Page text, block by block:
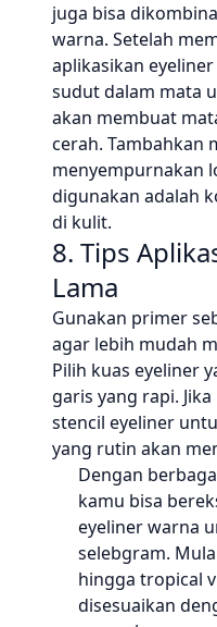
juga bisa
warna. Setelah
aplikasikan
sudut dalam mata
akan membuat
cerah. Tambahkan
menyempurnakan
digunakan adalah
di kulit.
8. Tips
Lama
Gunakan primer
agar lebih mudah
Pilih kuas eyeliner
garis yang rapi.
stencil eyeliner
yang rutin akan
Dengan
kamu bisa
eyeliner warna
selebgram.
hingga tropical
disesuaikan